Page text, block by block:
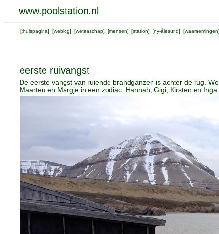
www.poolstation.nl
[thuispagina] [weblog] [wetenschap] [mensen] [station] [ny-ålesund] [waarnemingen
eerste ruivangst
De eerste vangst van ruiende brandganzen is achter de rug.
Maarten en Margje in een zodiac. Hannah, Gigi, Kirsten en